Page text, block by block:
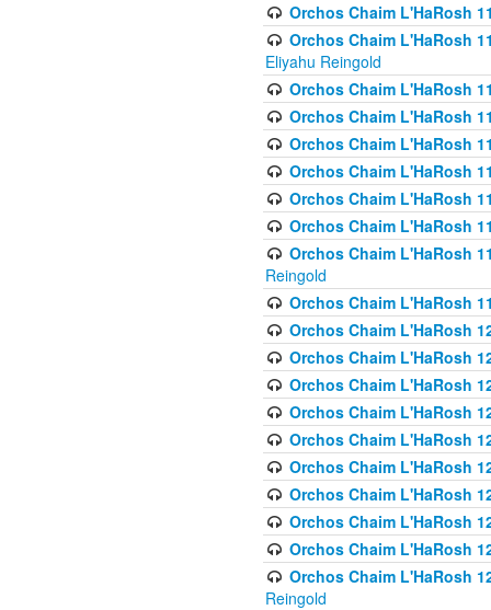
Orchos Chaim L'HaRosh
Orchos Chaim L'HaRosh
Eliyahu Reingold
Orchos Chaim L'HaRosh
Orchos Chaim L'HaRosh
Orchos Chaim L'HaRosh
Orchos Chaim L'HaRosh
Orchos Chaim L'HaRosh
Orchos Chaim L'HaRosh
Orchos Chaim L'HaRosh
Reingold
Orchos Chaim L'HaRosh
Orchos Chaim L'HaRosh
Orchos Chaim L'HaRosh
Orchos Chaim L'HaRosh
Orchos Chaim L'HaRosh
Orchos Chaim L'HaRosh
Orchos Chaim L'HaRosh
Orchos Chaim L'HaRosh
Orchos Chaim L'HaRosh
Orchos Chaim L'HaRosh
Orchos Chaim L'HaRosh
Reingold